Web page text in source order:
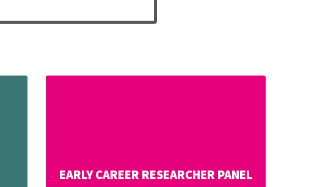
EARLY CAREER RESEARCHER PANEL